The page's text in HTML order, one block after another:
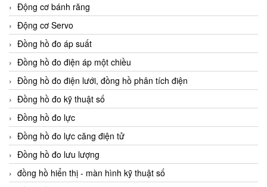
Động cơ bánh răng
Động cơ Servo
Đồng hồ đo áp suất
Đồng hồ đo điện áp một chiều
Đồng hồ đo điện lưới, đồng hồ phân tích điện
Đồng hồ đo kỹ thuật số
Đồng hồ đo lực
Đồng hồ đo lực căng điện tử
Đồng hồ đo lưu lượng
đồng hồ hiển thị - màn hình kỹ thuật số